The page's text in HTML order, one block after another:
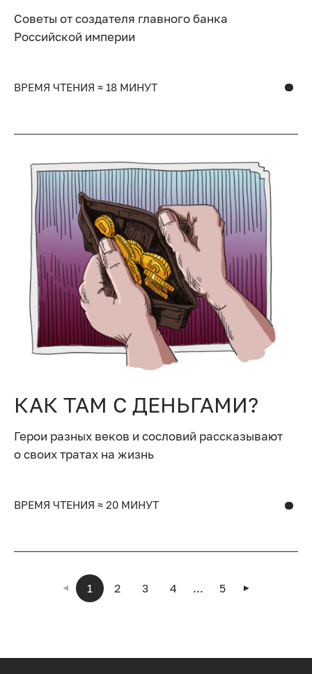
Советы от создателя главного банка
Российской империи
ВРЕМЯ ЧТЕНИЯ ≈ 18 МИНУТ
КАК ТАМ С ДЕНЬГАМИ?
Герои разных веков и сословий рассказывают
о своих тратах на жизнь
ВРЕМЯ ЧТЕНИЯ ≈ 20 МИНУТ
1 2 3 4 ... 5